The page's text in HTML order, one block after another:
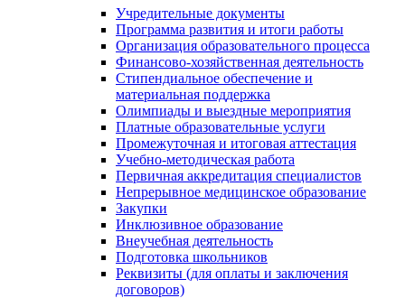
Учредительные документы
Программа развития и итоги работы
Организация образовательного процесса
Финансово-хозяйственная деятельность
Стипендиальное обеспечение и
материальная поддержка
Олимпиады и выездные мероприятия
Платные образовательные услуги
Промежуточная и итоговая аттестация
Учебно-методическая работа
Первичная аккредитация специалистов
Непрерывное медицинское образование
Закупки
Инклюзивное образование
Внеучебная деятельность
Подготовка школьников
Реквизиты (для оплаты и заключения
договоров)